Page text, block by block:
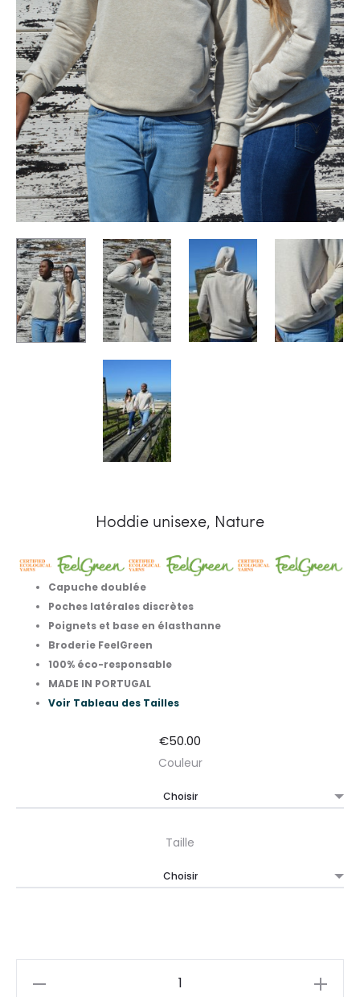
Hoddie unisexe, Nature
Capuche doublée
Poches latérales discrètes
Poignets et base en élasthanne
Broderie FeelGreen
100% éco-responsable
MADE IN PORTUGAL
Voir Tableau des Tailles
€50.00
Couleur
Taille